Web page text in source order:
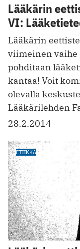
Lääkärin
VI:
Lääkärin
viimeinen vaihe
pohditaan
kantaa! Voit
olevalla
Lääkärilehden
28.2.2014
ETIIKKA